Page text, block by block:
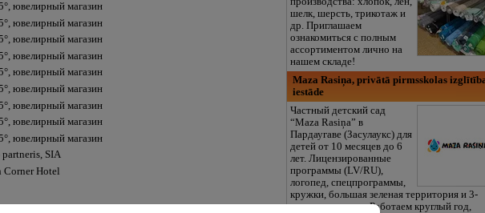
ювелирный магазин
ювелирный магазин
ювелирный магазин
ювелирный магазин
ювелирный магазин
ювелирный магазин
ювелирный магазин
ювелирный магазин
ювелирный магазин
partneris, SIA
Corner Hotel
шелк, шерсть, трикотаж и
др. Приглашаем
ознакомиться с полным
ассортиментом лично на
нашем складе!
Maza Rasiņa, privātā pirmsskolas
iestāde
Частный детский сад
“Maza Rasiņa” в
Пардаугаве (Засулаукс) для
детей от 10 месяцев до 6
лет. Лицензированные
программы (LV/RU),
логопед, спецпрограммы,
кружки, большая зеленая территория и 3-
разовое питание. Работаем круглый год,